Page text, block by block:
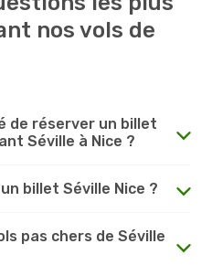
nos vols de
de réserver un billet
Séville à Nice ?
billet Séville Nice ?
pas chers de Séville